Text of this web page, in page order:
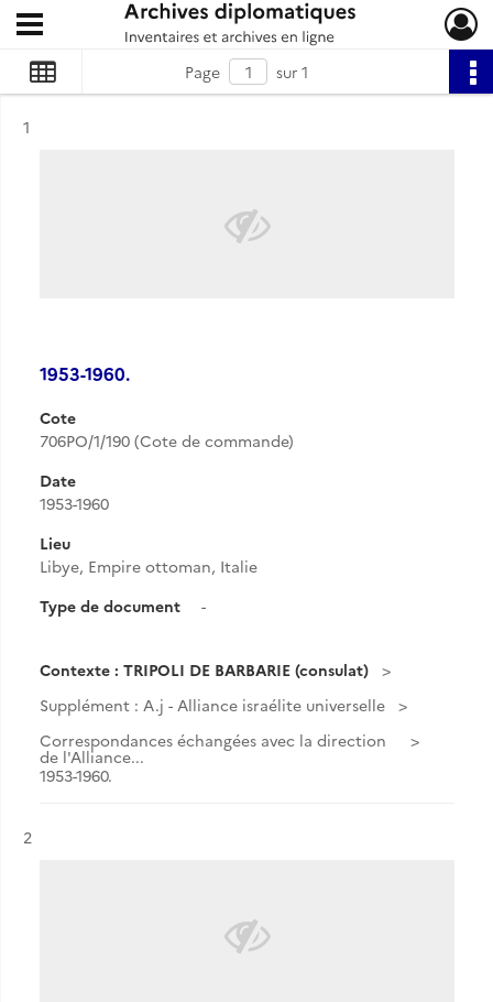
Archives diplomatiques
Ouvrir le menu déroulant
Page sur 1
Résultat n°
1
1953-1960.
Cote
706PO/1/190 (Cote de commande)
Date
1953-1960
Lieu
Libye, Empire ottoman, Italie
Type de document
-
Contexte : TRIPOLI DE BARBARIE (consulat)
Supplément : A.j - Alliance israélite universelle
Correspondances échangées avec la direction
de l'Alliance...
1953-1960.
Résultat n°
2